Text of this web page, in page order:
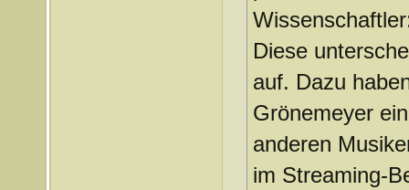
Diese
auf. Dazu
Grönemeyer
anderen
im Streaming-